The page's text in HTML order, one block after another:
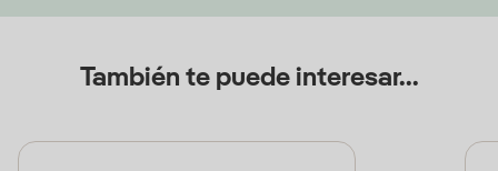
También te puede interesar...